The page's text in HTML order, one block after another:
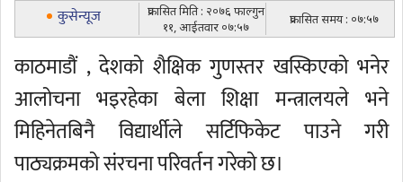
कुसेन्यूज
प्रकासित मिति : २०७६ फाल्गुन
११, आईतवार ०७:५७
प्रकासित समय : ०७:५७
काठमाडौं , देशको शैक्षिक गुणस्तर खस्किएको भनेर
आलोचना भइरहेका बेला शिक्षा मन्त्रालयले भने
मिहिनेतबिनै विद्यार्थीले सर्टिफिकेट पाउने गरी
पाठ्यक्रमको संरचना परिवर्तन गरेको छ।